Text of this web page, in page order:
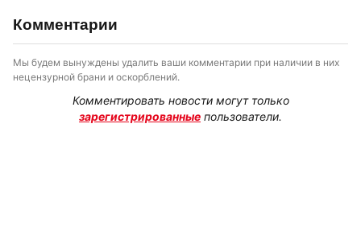
Комментарии
Мы будем вынуждены удалить ваши комментарии при наличии в них
нецензурной брани и оскорблений.
Комментировать новости могут только
зарегистрированные пользователи.